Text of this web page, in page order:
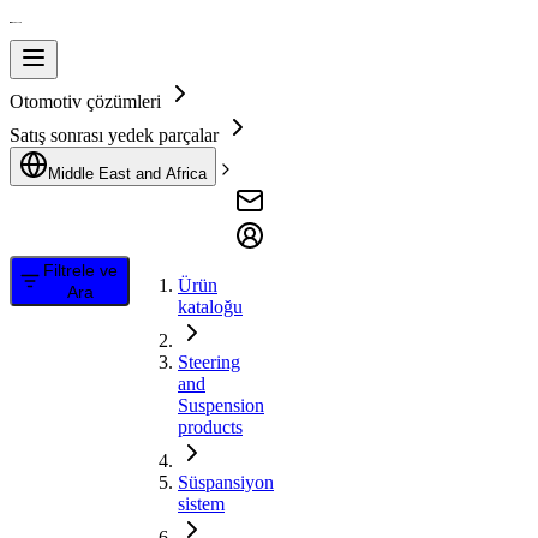
Otomotiv çözümleri
Satış sonrası yedek parçalar
Middle East and Africa
Filtrele ve
Ara
Ürün
kataloğu
Steering
and
Suspension
products
Süspansiyon
sistem